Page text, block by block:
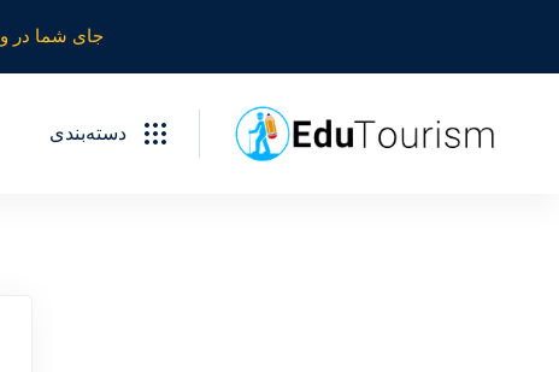
جای شما در
دسته‌بندی